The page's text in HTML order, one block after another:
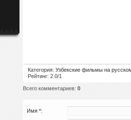
Категория: Узбекские фильмы на
Рейтинг: 2.0/1
Всего комментариев:0
Имя *: